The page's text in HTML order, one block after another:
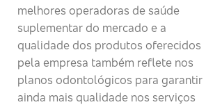
melhores operadoras de saúde
suplementar do mercado e a
qualidade dos produtos oferecidos
pela empresa também reflete nos
planos odontológicos para garantir
ainda mais qualidade nos serviços